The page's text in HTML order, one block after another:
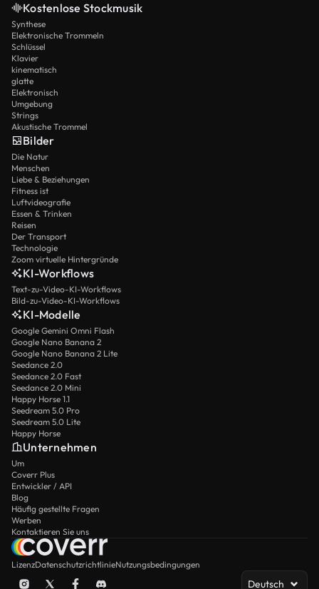
Kostenlose Stockmusik
Synthese
Elektronische Trommeln
Schlüssel
Klavier
kinematisch
glatte
Elektronisch
Umgebung
Strings
Akustische Trommel
Bilder
Die Natur
Menschen
Liebe & Beziehungen
Fitness ist
Luftvideografie
Essen & Trinken
Reisen
Der Transport
Technologie
Zoom virtuelle Hintergründe
KI-Workflows
Text-zu-Video-KI-Workflows
Bild-zu-Video-KI-Workflows
KI-Modelle
Google Gemini Omni Flash
Google Nano Banana 2
Google Nano Banana 2 Lite
Seedance 2.0
Seedance 2.0 Fast
Seedance 2.0 Mini
Happy Horse 1.1
Seedream 5.0 Pro
Seedream 5.0 Lite
Happy Horse
Unternehmen
Um
Coverr Plus
Entwickler / API
Blog
Häufig gestellte Fragen
Werben
Kontaktieren Sie uns
LizenzDatenschutzrichtlinieNutzungsbedingungen
Deutsch